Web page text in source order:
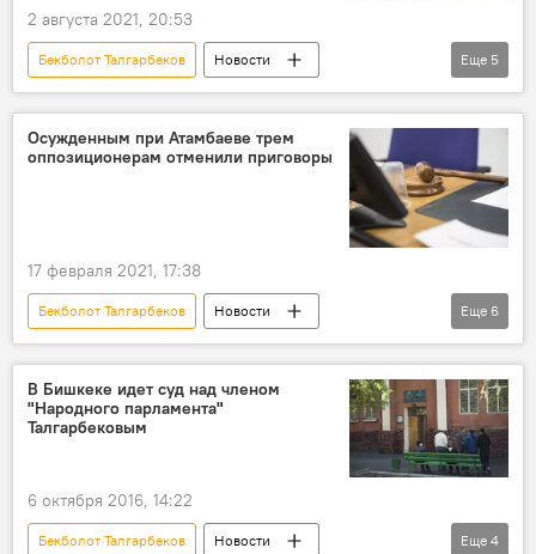
2 августа 2021, 20:53
Бекболот Талгарбеков
Новости
Общество
Кыргызстан
Политика
Аскар Акаев
прибытие
Возвращение Аскара Акаева в Кыргызстан
Еще 5
Осужденным при Атамбаеве трем
оппозиционерам отменили приговоры
17 февраля 2021, 17:38
Бекболот Талгарбеков
Новости
Общество
Кыргызстан
суд
приговор
Марат Султанов
Толубай Колубаев
Еще 6
В Бишкеке идет суд над членом
"Народного парламента"
Талгарбековым
6 октября 2016, 14:22
Бекболот Талгарбеков
Новости
Еще 4